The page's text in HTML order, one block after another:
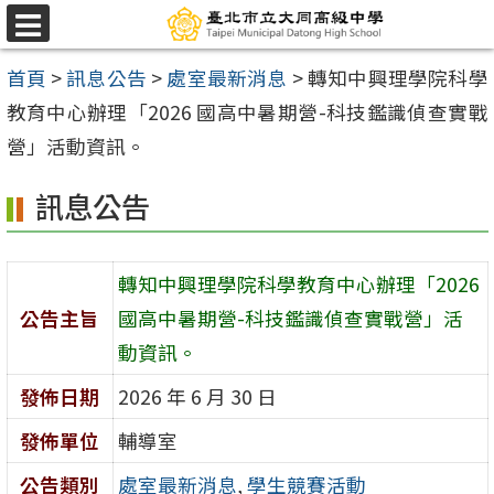
跳
至
主
要
內
區
選
單
首頁 >訊息公告 > 處室最新消息 >轉知中興理學院科學
教育中心辦理「2026 國高中暑期營-科技鑑識偵查實戰
營」活動資訊。
訊息公告
公告主旨
轉知中興理學院科學教育中心辦理「2026
國高中暑期營-科技鑑識偵查實戰營」活
動資訊。
發佈日期
2026 年 6 月 30 日
發佈單位
輔導室
公告類別
處室最新消息, 學生競賽活動